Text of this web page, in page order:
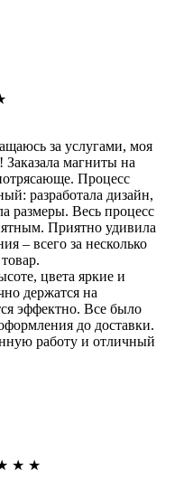
за услугами, моя
Заказала магниты на
Процесс
разработала дизайн,
размеры. Весь процесс
Приятно удивила
– всего за несколько
цвета яркие и
держатся на
эффектно. Все было
до доставки.
работу и отличный
★ ★